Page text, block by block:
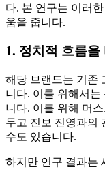
다. 본 연구는 이러
움을 줍니다.
1. 정치적 흐름을
해당 브랜드는 기존
니다. 이를 위해서
니다. 이를 위해 머
두고 진보 진영과의
수도 있습니다.
하지만 연구 결과는